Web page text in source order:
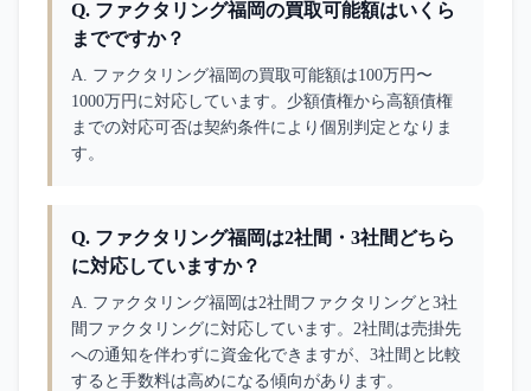
Q. ファクタリング福岡の買取可能額はいくら
までですか？
A. ファクタリング福岡の買取可能額は100万円〜
1000万円に対応しています。少額債権から高額債権
までの対応可否は契約条件により個別判定となりま
す。
Q. ファクタリング福岡は2社間・3社間どちら
に対応していますか？
A. ファクタリング福岡は2社間ファクタリングと3社
間ファクタリングに対応しています。2社間は売掛先
への通知を伴わずに資金化できますが、3社間と比較
すると手数料は高めになる傾向があります。